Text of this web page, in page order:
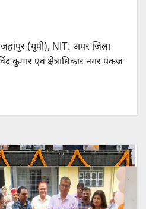
(यूपी), NIT: अपर जिला
कुमार एवं क्षेत्राधिकार नगर पंकज